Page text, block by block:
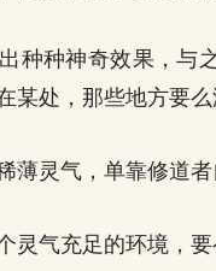
种种神奇效果，与
某处，那些地方要么
薄灵气，单靠修道者
灵气充足的环境，要